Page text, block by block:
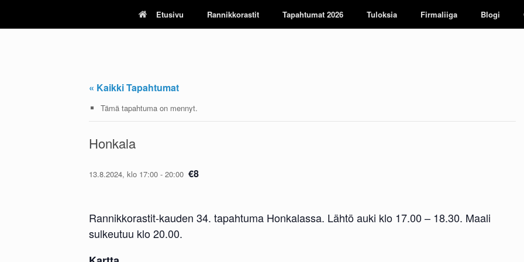
content
Etusivu Rannikkorastit Tapahtumat 2026 Tuloksia Firmaliiga Blogi
« Kaikki Tapahtumat
Tämä tapahtuma on mennyt.
Honkala
13.8.2024, klo 17:00 - 20:00 €8
Rannikkorastit-kauden 34. tapahtuma Honkalassa. Lähtö auki klo 17.00 – 18.30. Maali
sulkeutuu klo 20.00.